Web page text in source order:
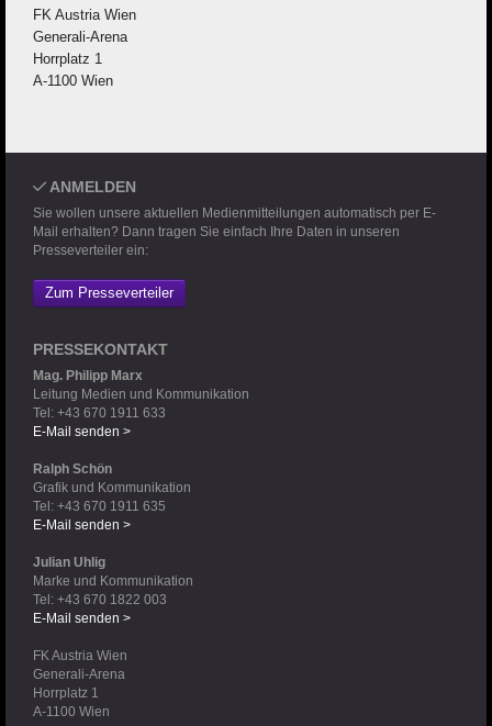
FK Austria Wien
Generali-Arena
Horrplatz 1
A-1100 Wien
ANMELDEN
Sie wollen unsere aktuellen Medienmitteilungen automatisch per E-
Mail erhalten? Dann tragen Sie einfach Ihre Daten in unseren
Presseverteiler ein:
Zum Presseverteiler
PRESSEKONTAKT
Mag. Philipp Marx
Leitung Medien und Kommunikation
Tel: +43 670 1911 633
E-Mail senden >
Ralph Schön
Grafik und Kommunikation
Tel: +43 670 1911 635
E-Mail senden >
Julian Uhlig
Marke und Kommunikation
Tel: +43 670 1822 003
E-Mail senden >
FK Austria Wien
Generali-Arena
Horrplatz 1
A-1100 Wien